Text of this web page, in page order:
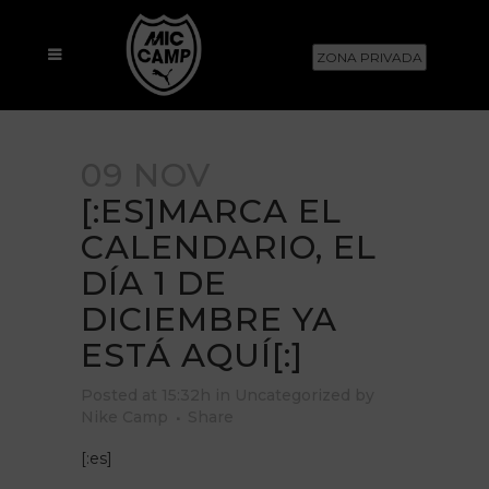
ZONA PRIVADA
[:ES]MARCA EL
CALENDARIO, EL
DÍA 1 DE
DICIEMBRE YA
ESTÁ AQUÍ[:]
[:es]